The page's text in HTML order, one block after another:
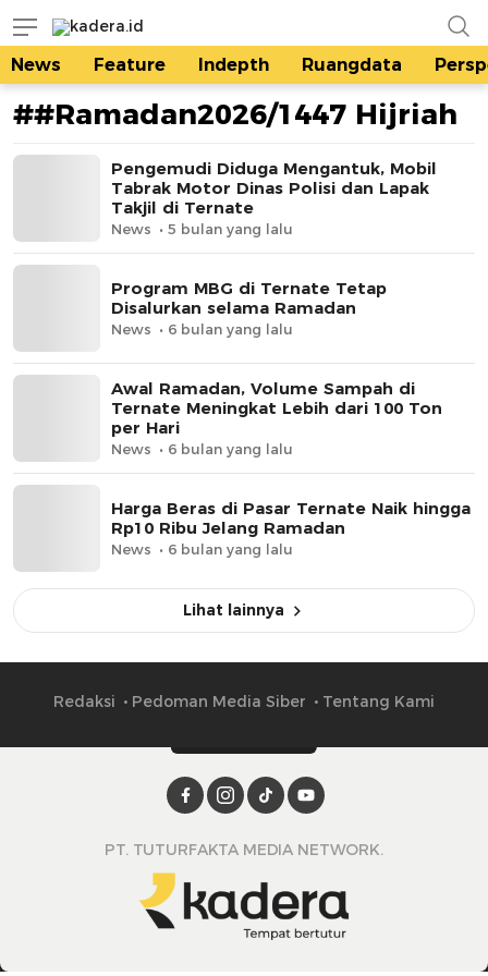
kadera.id
Tempat bertutur
News Feature Indepth Ruangdata
##Ramadan2026/1447 Hijriah
Pengemudi Diduga Mengantuk, Mobil
Tabrak Motor Dinas Polisi dan Lapak
Takjil di Ternate
News 5 bulan yang lalu
Program MBG di Ternate Tetap
Disalurkan selama Ramadan
News 6 bulan yang lalu
Awal Ramadan, Volume Sampah di
Ternate Meningkat Lebih dari 100 Ton
per Hari
News 6 bulan yang lalu
Harga Beras di Pasar Ternate Naik hingga
Rp10 Ribu Jelang Ramadan
News 6 bulan yang lalu
Lihat lainnya
Redaksi Pedoman Media Siber Tentang Kami
PT. TUTURFAKTA MEDIA NETWORK.